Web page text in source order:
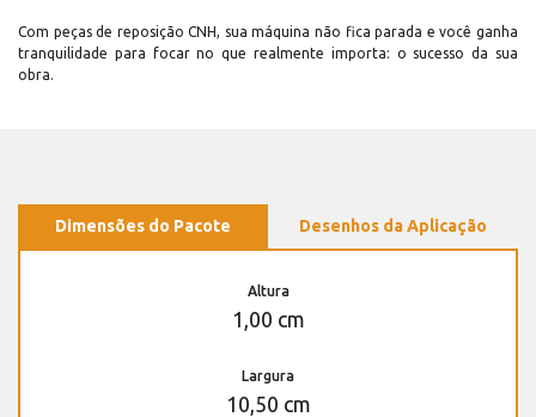
Com peças de reposição CNH, sua máquina não fica parada e você ganha
tranquilidade para focar no que realmente importa: o sucesso da sua
obra.
Dimensões do Pacote Desenhos da Aplicação
Altura
1,00 cm
Largura
10,50 cm